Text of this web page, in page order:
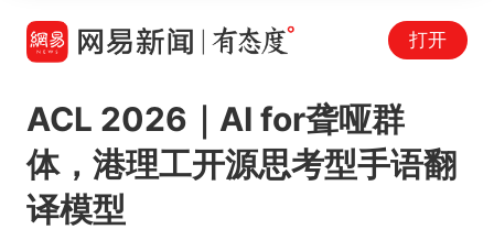
打开
ACL 2026｜AI for聋哑群
体，港理工开源思考型手语翻
译模型